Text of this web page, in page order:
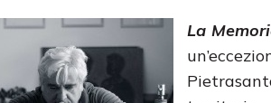
La